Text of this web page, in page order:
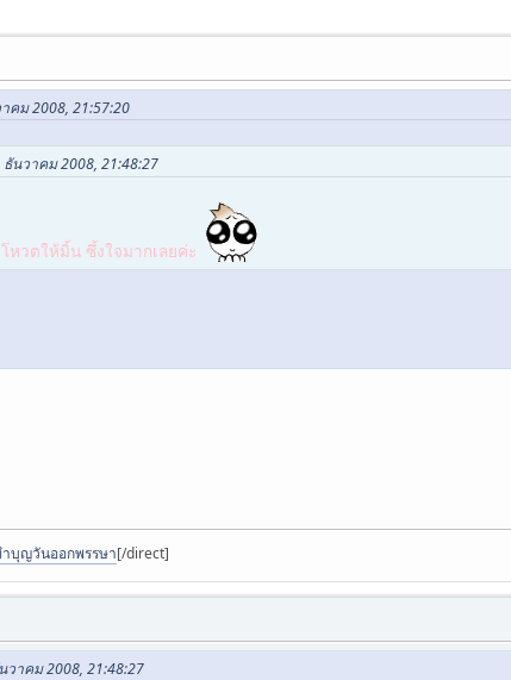
คม 2008, 21:57:20
ธันวาคม 2008, 21:48:27
วตให้มิ้น ซึ้งใจมากเลยค่ะ
บุญวันออกพรรษา[/direct]
วาคม 2008, 21:48:27